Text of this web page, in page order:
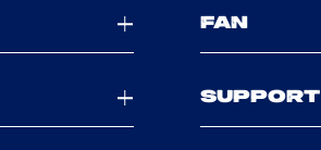
FAN
SUPPORT